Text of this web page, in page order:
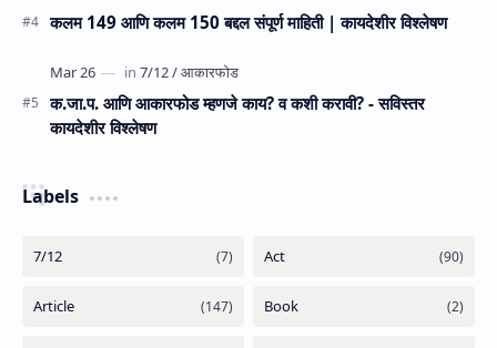
कलम 149 आणि कलम 150 बद्दल संपूर्ण माहिती | कायदेशीर विश्लेषण
क.जा.प. आणि आकारफोड म्‍हणजे काय? व कशी करावी? - सविस्तर
कायदेशीर विश्लेषण
Labels